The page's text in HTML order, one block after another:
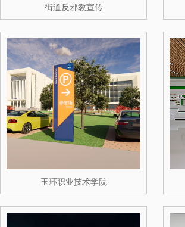
街道反邪教宣传
玉环职业技术学院